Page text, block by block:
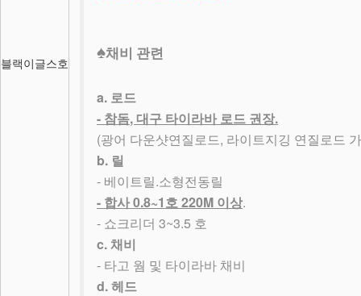
블랙이글스호
♠채비 관련
a. 로드
- 참돔, 대구 타이라바 로드 권장.
(광어 다운샷연질로드, 라이트지깅 연질로드
b. 릴
- 베이트릴.소형전동릴
- 합사0.8~1 호 220M 이상.
- 쇼크리더 3~3.5 호
c. 채비
- 타고 웜 및 타이라바 채비
d. 헤드